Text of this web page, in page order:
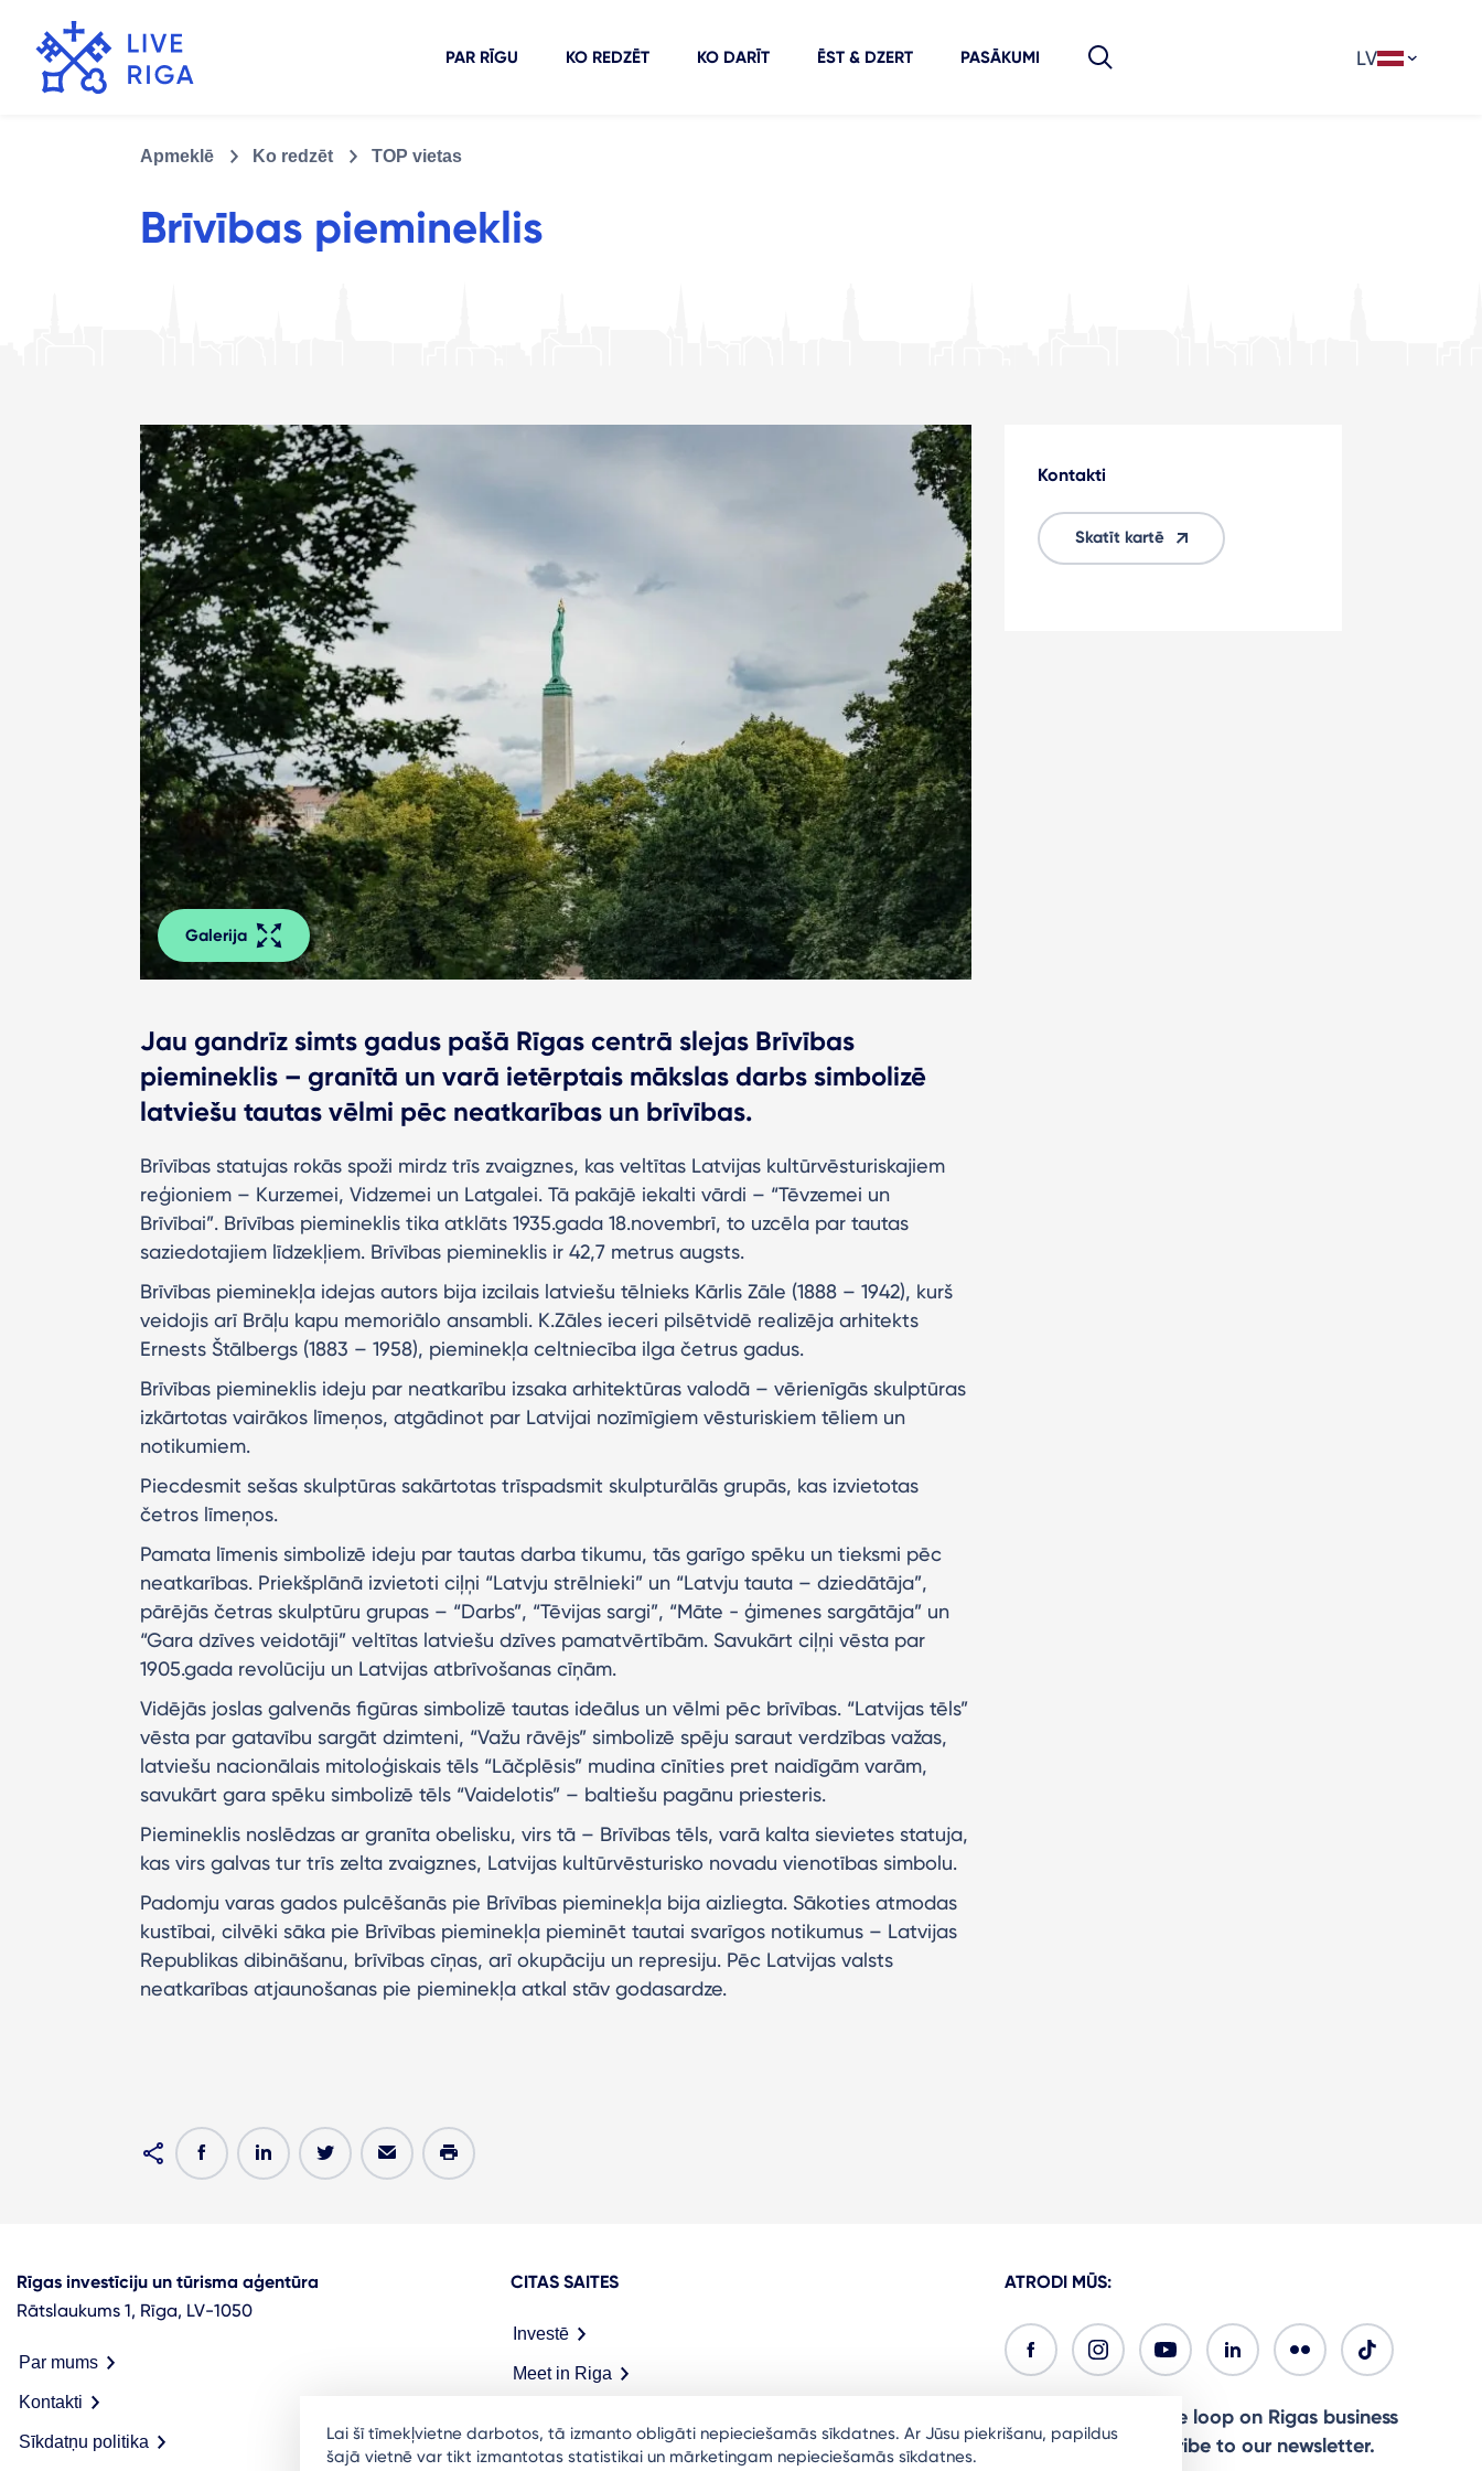
PAR RĪGU KO REDZĒT KO DARĪT ĒST & DZERT PASĀKUMI LV
Apmeklē Ko redzēt TOP vietas
Brīvības piemineklis
Galerija
Jau gandrīz simts gadus pašā Rīgas centrā slejas Brīvības
piemineklis – granītā un varā ietērptais mākslas darbs simbolizē
latviešu tautas vēlmi pēc neatkarības un brīvības.
Brīvības statujas rokās spoži mirdz trīs zvaigznes, kas veltītas Latvijas kultūrvēsturiskajiem
reģioniem – Kurzemei, Vidzemei un Latgalei. Tā pakājē iekalti vārdi – “Tēvzemei un
Brīvībai”. Brīvības piemineklis tika atklāts 1935.gada 18.novembrī, to uzcēla par tautas
saziedotajiem līdzekļiem. Brīvības piemineklis ir 42,7 metrus augsts.
Brīvības pieminekļa idejas autors bija izcilais latviešu tēlnieks Kārlis Zāle (1888 – 1942), kurš
veidojis arī Brāļu kapu memoriālo ansambli. K.Zāles ieceri pilsētvidē realizēja arhitekts
Ernests Štālbergs (1883 – 1958), pieminekļa celtniecība ilga četrus gadus.
Brīvības piemineklis ideju par neatkarību izsaka arhitektūras valodā – vērienīgās skulptūras
izkārtotas vairākos līmeņos, atgādinot par Latvijai nozīmīgiem vēsturiskiem tēliem un
notikumiem.
Piecdesmit sešas skulptūras sakārtotas trīspadsmit skulpturālās grupās, kas izvietotas
četros līmeņos.
Pamata līmenis simbolizē ideju par tautas darba tikumu, tās garīgo spēku un tieksmi pēc
neatkarības. Priekšplānā izvietoti ciļņi “Latvju strēlnieki” un “Latvju tauta – dziedātāja”,
pārējās četras skulptūru grupas – “Darbs”, “Tēvijas sargi”, “Māte - ģimenes sargātāja” un
“Gara dzīves veidotāji” veltītas latviešu dzīves pamatvērtībām. Savukārt ciļņi vēsta par
1905.gada revolūciju un Latvijas atbrīvošanas cīņām.
Vidējās joslas galvenās figūras simbolizē tautas ideālus un vēlmi pēc brīvības. “Latvijas tēls”
vēsta par gatavību sargāt dzimteni, “Važu rāvējs” simbolizē spēju saraut verdzības važas,
latviešu nacionālais mitoloģiskais tēls “Lāčplēsis” mudina cīnīties pret naidīgām varām,
savukārt gara spēku simbolizē tēls “Vaidelotis” – baltiešu pagānu priesteris.
Piemineklis noslēdzas ar granīta obelisku, virs tā – Brīvības tēls, varā kalta sievietes statuja,
kas virs galvas tur trīs zelta zvaigznes, Latvijas kultūrvēsturisko novadu vienotības simbolu.
Padomju varas gados pulcēšanās pie Brīvības pieminekļa bija aizliegta. Sākoties atmodas
kustībai, cilvēki sāka pie Brīvības pieminekļa pieminēt tautai svarīgos notikumus – Latvijas
Republikas dibināšanu, brīvības cīņas, arī okupāciju un represiju. Pēc Latvijas valsts
neatkarības atjaunošanas pie pieminekļa atkal stāv godasardze.
Kontakti
Skatīt kartē
Rīgas investīciju un tūrisma aģentūra
Rātslaukums 1, Rīga, LV-1050
Par mums
Kontakti
Sīkdatņu politika
CITAS SAITES
Investē
Meet in Riga
ATRODI MŪS:
Ready to stay in the loop on Rigas business
community? Subscribe to our newsletter.
Lai šī tīmekļvietne darbotos, tā izmanto obligāti nepieciešamās sīkdatnes. Ar Jūsu piekrišanu, papildus
šajā vietnē var tikt izmantotas statistikai un mārketingam nepieciešamās sīkdatnes.